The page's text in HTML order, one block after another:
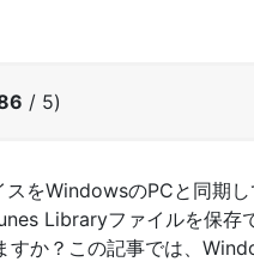
/ 5)
をWindowsのPCと同期
Libraryファイルを保
すか？この記事では、